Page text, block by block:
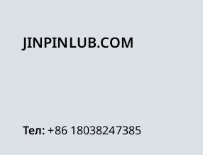
JINPINLUB.COM
Тел:+86 18038247385